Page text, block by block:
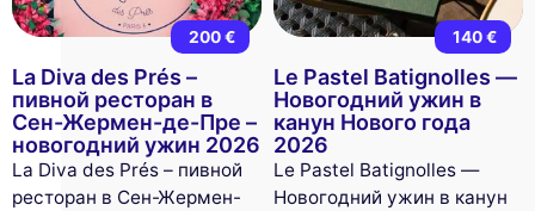
200 €
La Diva des Prés –
пивной ресторан в
Сен-Жермен-де-Пре –
новогодний ужин 2026
La Diva des Prés – пивной
ресторан в Сен-Жермен-
140 €
Le Pastel Batignolles —
Новогодний ужин в
канун Нового года
2026
Le Pastel Batignolles —
Новогодний ужин в канун